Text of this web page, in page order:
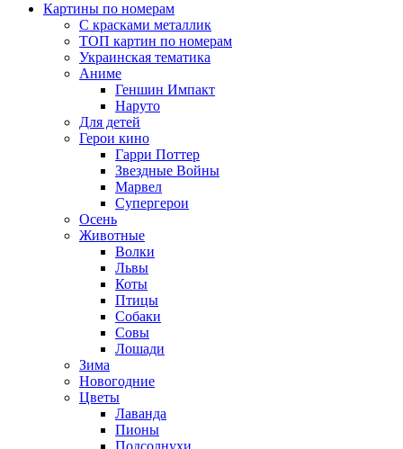
Картины по номерам
С красками металлик
ТОП картин по номерам
Украинская тематика
Аниме
Геншин Импакт
Наруто
Для детей
Герои кино
Гарри Поттер
Звездные Войны
Марвел
Супергерои
Осень
Животные
Волки
Львы
Коты
Птицы
Собаки
Совы
Лошади
Зима
Новогодние
Цветы
Лаванда
Пионы